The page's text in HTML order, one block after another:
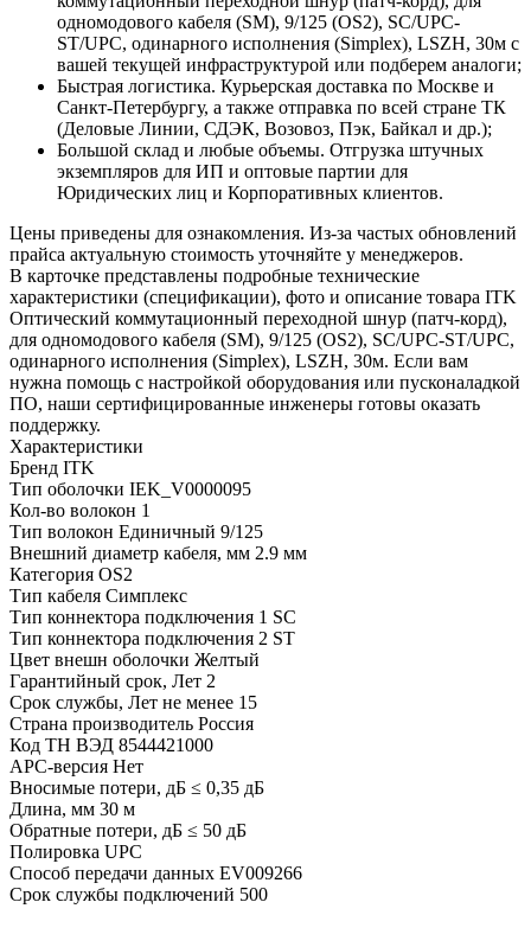
одномодового кабеля (SM), 9/125 (OS2), SC/UPC-
ST/UPC, одинарного исполнения (Simplex), LSZH, 30м с
вашей текущей инфраструктурой или подберем аналоги;
Быстрая логистика. Курьерская доставка по Москве и
Санкт-Петербургу, а также отправка по всей стране ТК
(Деловые Линии, СДЭК, Возовоз, Пэк, Байкал и др.);
Большой склад и любые объемы. Отгрузка штучных
экземпляров для ИП и оптовые партии для
Юридических лиц и Корпоративных клиентов.
Цены приведены для ознакомления. Из‑за частых обновлений
прайса актуальную стоимость уточняйте у менеджеров.
В карточке представлены подробные технические
характеристики (спецификации), фото и описание товара ITK
Оптический коммутационный переходной шнур (патч-корд),
для одномодового кабеля (SM), 9/125 (OS2), SC/UPC-ST/UPC,
одинарного исполнения (Simplex), LSZH, 30м. Если вам
нужна помощь с настройкой оборудования или пусконаладкой
ПО, наши сертифицированные инженеры готовы оказать
поддержку.
Характеристики
Бренд ITK
Тип оболочки IEK_V0000095
Кол-во волокон 1
Тип волокон Единичный 9/125
Внешний диаметр кабеля, мм 2.9 мм
Категория OS2
Тип кабеля Симплекс
Тип коннектора подключения 1 SC
Тип коннектора подключения 2 ST
Цвет внешн оболочки Желтый
Гарантийный срок, Лет 2
Срок службы, Лет не менее 15
Страна производитель Россия
Код ТН ВЭД 8544421000
APC-версия Нет
Вносимые потери, дБ ≤ 0,35 дБ
Длина, мм 30 м
Обратные потери, дБ ≤ 50 дБ
Полировка UPC
Способ передачи данных EV009266
Срок службы подключений 500